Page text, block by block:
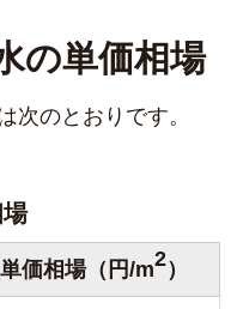
の単価相場
次のとおりです。
単価相場（円/m2）